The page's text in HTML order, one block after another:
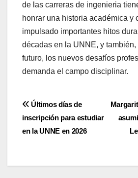
de las carreras de ingenieria
honrar una historia académica y
impulsado importantes hitos
décadas en la UNNE, y también,
futuro, los nuevos desafíos
demanda el campo disciplinar.
Navegación
de
Últimos días de
inscripción para estudiar
en la UNNE en 2026